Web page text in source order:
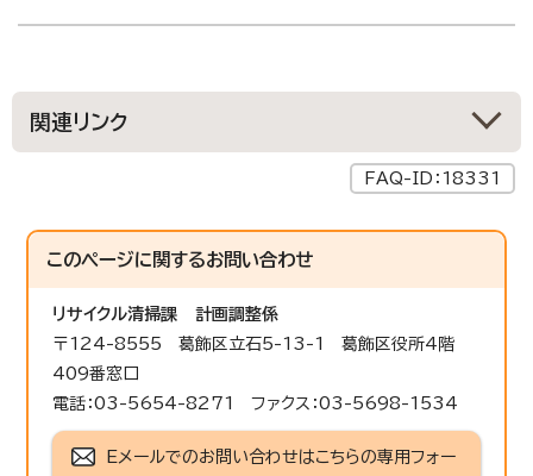
関連リンク
FAQ-ID：18331
このページに関するお問い合わせ
リサイクル清掃課
計画調整係
〒124-8555 葛飾区立石5-13-1 葛飾区役所4階
409番窓口
電話：03-5654-8271 ファクス：03-5698-1534
Eメールでのお問い合わせはこちらの専用フォー